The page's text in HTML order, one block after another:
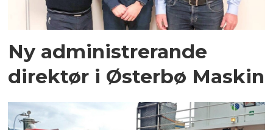
Ny administrerande
direktør i Østerbø Maskin